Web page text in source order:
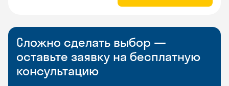
Сложно сделать выбор —
оставьте заявку на бесплатную
консультацию